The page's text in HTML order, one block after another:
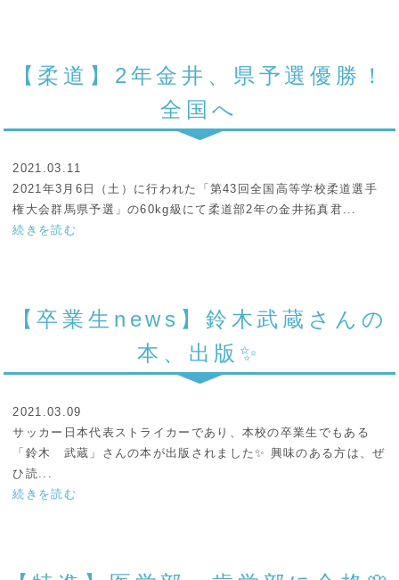
【柔道】2年金井、県予選優勝！
全国へ
2021.03.11
2021年3月6日（土）に行われた「第43回全国高等学校柔道選手
権大会群馬県予選」の60kg級にて柔道部2年の金井拓真君...
続きを読む
【卒業生news】鈴木武蔵さんの
本、出版✨
2021.03.09
サッカー日本代表ストライカーであり、本校の卒業生でもある
「鈴木 武蔵」さんの本が出版されました✨ 興味のある方は、ぜ
ひ読...
続きを読む